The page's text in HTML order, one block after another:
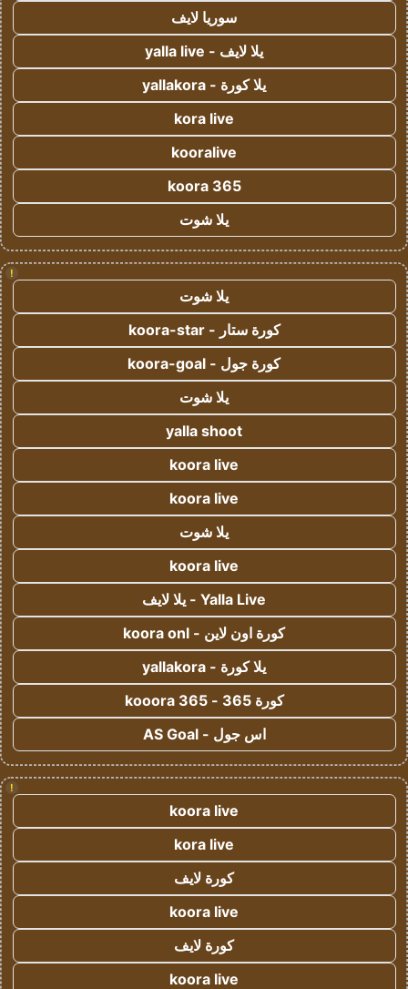
سوريا لايف
يلا لايف - yalla live
يلا كورة - yallakora
kora live
kooralive
koora 365
يلا شوت
!
يلا شوت
كورة ستار - koora-star
كورة جول - koora-goal
يلا شوت
yalla shoot
koora live
koora live
يلا شوت
koora live
Yalla Live - يلا لايف
كورة اون لاين - koora onl
يلا كورة - yallakora
كورة 365 - kooora 365
اس جول - AS Goal
!
koora live
kora live
كورة لايف
koora live
كورة لايف
koora live